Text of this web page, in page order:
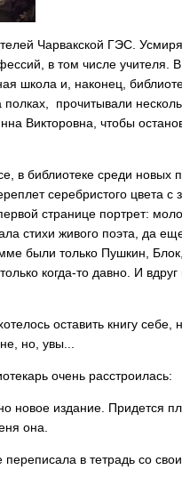
Чарвакской ГЭС.
в том числе учителя.
школа и, наконец,
прочитывали
Викторовна, чтобы
в библиотеке среди новых
серебристого цвета с
странице портрет:
стихи живого поэта, да
были только Пушкин,
когда-то давно. И вдруг
оставить книгу себе,
но, увы...
очень расстроилась:
новое издание. Придется
она.
в тетрадь со